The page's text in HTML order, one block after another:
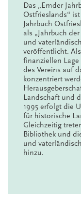
Das „Emder
Ostfrieslands“
Jahrbuch
als „Jahrbuch
und
veröffentlicht.
finanziellen
des Vereins auf
konzentriert
Landschaft und
1995 erfolgt die
für historische
Gleichzeitig
Bibliothek und
und
hinzu.